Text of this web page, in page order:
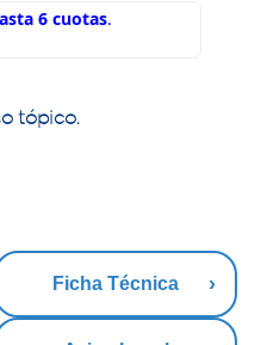
tópico.
Ficha Técnica